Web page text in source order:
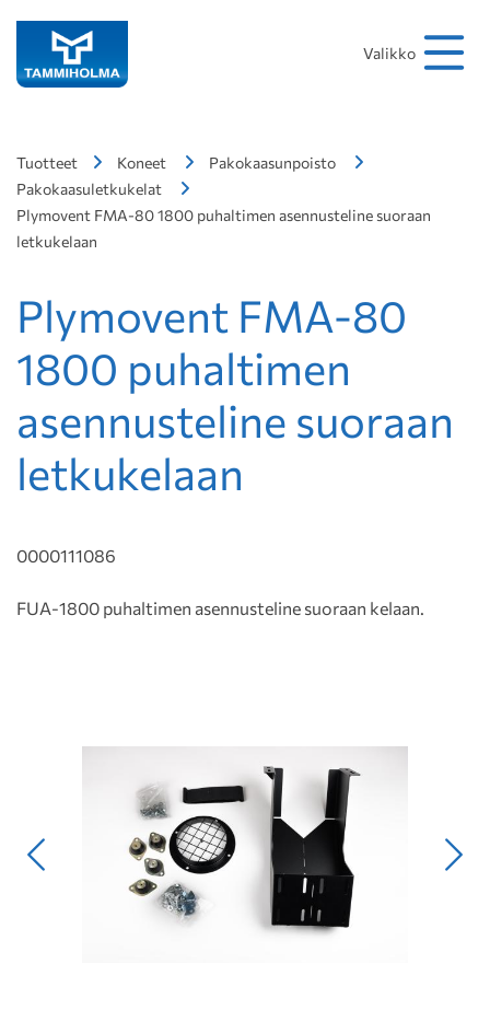
Valikko
Tuotteet Koneet
Pakokaasunpoisto
Pakokaasuletkukelat
Plymovent FMA-80 1800 puhaltimen asennusteline suoraan
letkukelaan
Plymovent FMA-80
1800 puhaltimen
asennusteline suoraan
letkukelaan
0000111086
FUA-1800 puhaltimen asennusteline suoraan kelaan.
Edellinen